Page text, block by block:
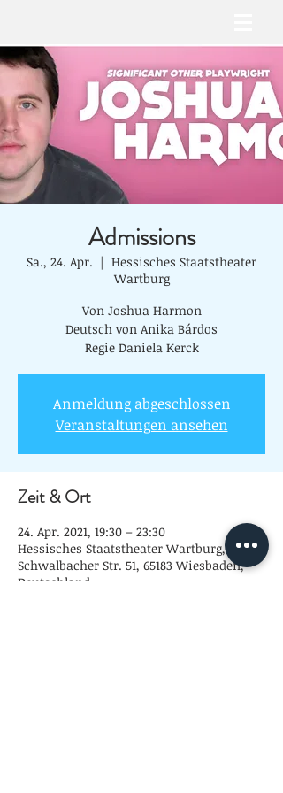
Admissions
Sa., 24. Apr.
  |
Hessisches Staatstheater
Wartburg
Von Joshua Harmon
Deutsch von Anika Bárdos
Regie Daniela Kerck
Anmeldung abgeschlossen
Veranstaltungen ansehen
Zeit & Ort
24. Apr. 2021, 19:30 – 23:30
Hessisches Staatstheater Wartburg,
Schwalbacher Str. 51, 65183 Wiesbaden,
Deutschland